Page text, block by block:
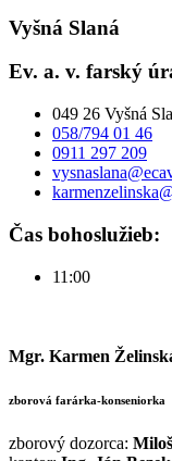
Vyšná Slaná
Ev. a. v. farský
049 26 Vyšná
058/794 01 46
0911 297 209
Čas bohoslužieb:
11:00
Mgr. Karmen
zborová farárka-konseniorka
zborový dozorca: